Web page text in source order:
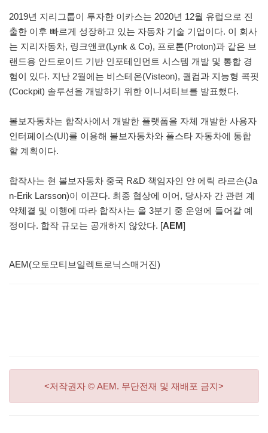
2019년 지리그룹이 투자한 이카스는 2020년 12월 유럽으로 진
출한 이후 빠르게 성장하고 있는 자동차 기술 기업이다. 이 회사
는 지리자동차, 링크앤코(Lynk & Co), 프로톤(Proton)과 같은 브
랜드용 안드로이드 기반 인포테인먼트 시스템 개발 및 통합 경
험이 있다. 지난 2월에는 비스테온(Visteon), 퀄컴과 지능형 콕핏
(Cockpit) 솔루션을 개발하기 위한 이니셔티브를 발표했다.
볼보자동차는 합작사에서 개발한 플랫폼을 자체 개발한 사용자
인터페이스(UI)를 이용해 볼보자동차와 폴스타 자동차에 통합
할 계획이다.
합작사는 현 볼보자동차 중국 R&D 책임자인 얀 에릭 라르손(Ja
n-Erik Larsson)이 이끈다. 최종 협상에 이어, 당사자 간 관련 계
약체결 및 이행에 따라 합작사는 올 3분기 중 운영에 들어갈 예
정이다. 합작 규모는 공개하지 않았다. [AEM]
AEM(오토모티브일렉트로닉스매거진)
<저작권자 © AEM. 무단전재 및 재배포 금지>